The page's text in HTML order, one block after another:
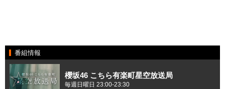
番組情報
櫻坂46 こちら有楽町星空放送局
毎週日曜日 23:00-23:30